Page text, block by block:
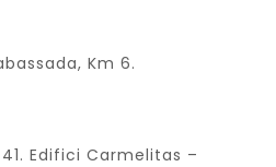
Km 6.
Edifici Carmelitas –